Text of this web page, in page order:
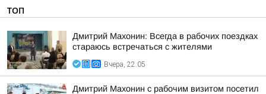
ТОП
Дмитрий Махонин: Всегда в рабочих поездках
стараюсь встречаться с жителями
Вчера, 22:05
Дмитрий Махонин с рабочим визитом посетил